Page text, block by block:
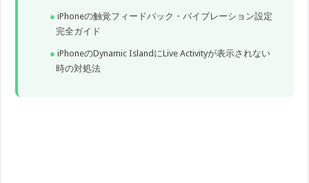
iPhoneの触覚フィードバック・バイブレーション設定
完全ガイド
iPhoneのDynamic IslandにLive Activityが表示されない
時の対処法